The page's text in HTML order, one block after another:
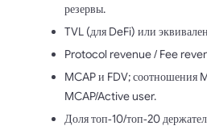
резервы.
TVL (для DeFi) или
Protocol revenue / Fee
MCAP и FDV; соотношения
MCAP/Active user.
Доля топ‑10/топ‑20